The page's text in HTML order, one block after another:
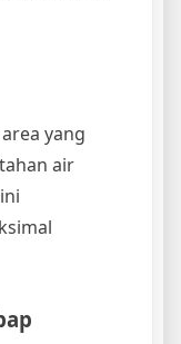
yang
air